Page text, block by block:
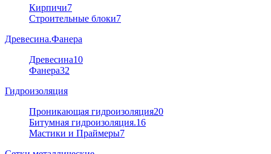
Кирпичи7
Строительные блоки7
Древесина.Фанера
Древесина10
Фанера32
Гидроизоляция
Проникающая гидроизоляция20
Битумная гидроизоляция.16
Мастики и Праймеры7